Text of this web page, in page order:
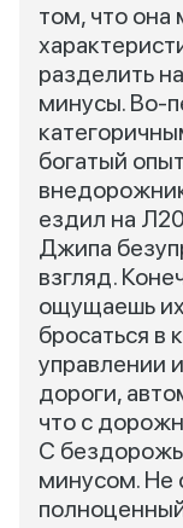
том, что она
разделить
минусы. Во-
богатый
ездил на
Джипа
взгляд.
ощущаешь
бросаться в
управлении
дороги,
что с
С
минусом. Не